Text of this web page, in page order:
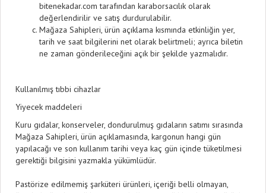
bitenekadar.com tarafından karaborsacılık olarak
değerlendirilir ve satış durdurulabilir.
Mağaza Sahipleri, ürün açıklama kısmında etkinliğin yer,
tarih ve saat bilgilerini net olarak belirtmeli; ayrıca biletin
ne zaman gönderileceğini açık bir şekilde yazmalıdır.
Kullanılmış tıbbi cihazlar
Yiyecek maddeleri
Kuru gıdalar, konserveler, dondurulmuş gıdaların satımı sırasında
Mağaza Sahipleri, ürün açıklamasında, kargonun hangi gün
yapılacağı ve son kullanım tarihi veya kaç gün içinde tüketilmesi
gerektiği bilgisini yazmakla yükümlüdür.
Pastörize edilmemiş şarküteri ürünleri, içeriği belli olmayan,